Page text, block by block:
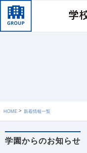
HOME 新着情報一覧
学園からのお知らせ